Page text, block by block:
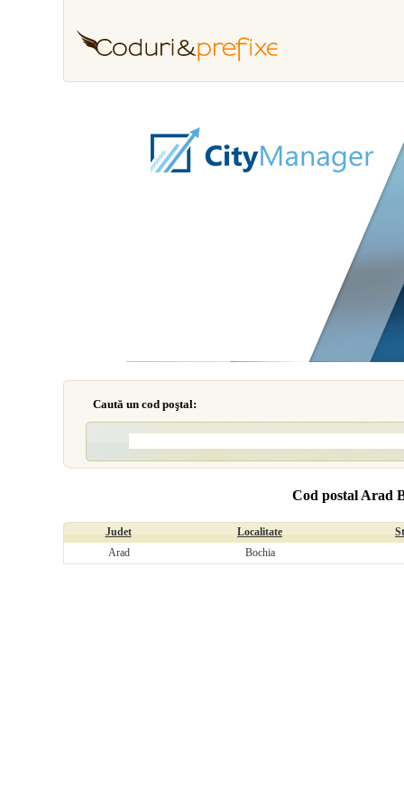
Caută un cod poştal:
Cod postal Arad
Judet Localitate
Arad
Bochia